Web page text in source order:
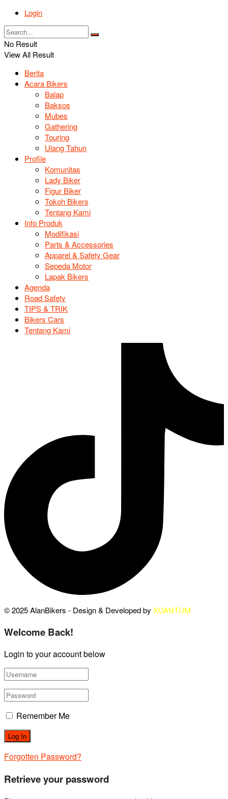
Login
No Result
View All Result
Berita
Acara Bikers
Balap
Baksos
Mubes
Gathering
Touring
Ulang Tahun
Profile
Komunitas
Lady Biker
Figur Biker
Tokoh Bikers
Tentang Kami
Info Produk
Modifikasi
Parts & Accessories
Apparel & Safety Gear
Sepeda Motor
Lapak Bikers
Agenda
Road Safety
TIPS & TRIK
Bikers Cars
Tentang Kami
© 2025 AlanBikers - Design & Developed by XUANTUM
Welcome Back!
Login to your account below
Remember Me
Forgotten Password?
Retrieve your password